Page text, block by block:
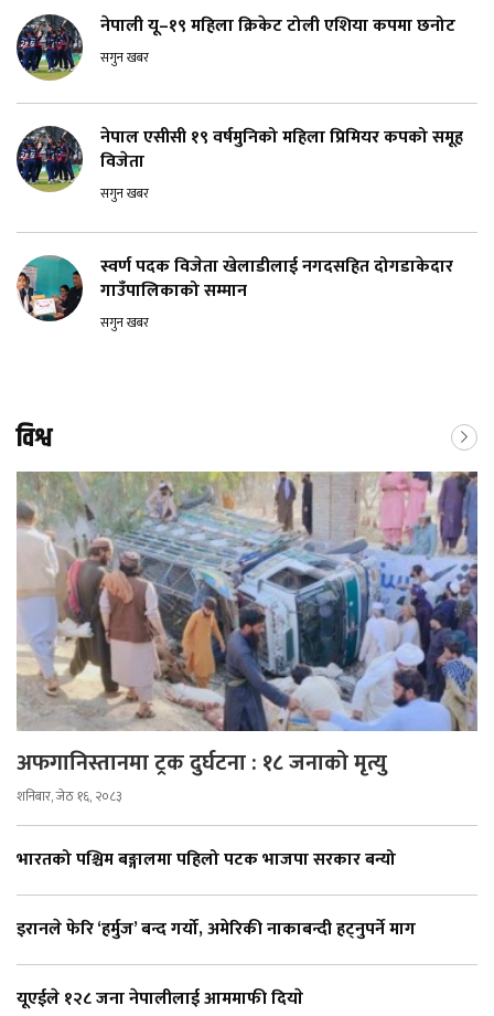
नेपाली यू–१९ महिला क्रिकेट टोली एशिया कपमा छनोट
सगुन खबर
नेपाल एसीसी १९ वर्षमुनिको महिला प्रिमियर कपको समूह
विजेता
सगुन खबर
स्वर्ण पदक विजेता खेलाडीलाई नगदसहित दोगडाकेदार
गाउँपालिकाको सम्मान
सगुन खबर
विश्व
अफगानिस्तानमा ट्रक दुर्घटना : १८ जनाको मृत्यु
शनिबार, जेठ १६, २०८३
भारतको पश्चिम बङ्गालमा पहिलो पटक भाजपा सरकार बन्यो
इरानले फेरि ‘हर्मुज’ बन्द गर्यो, अमेरिकी नाकाबन्दी हट्नुपर्ने माग
यूएईले १२८ जना नेपालीलाई आममाफी दियाे